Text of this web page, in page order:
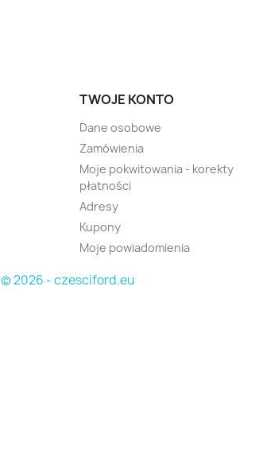
TWOJE KONTO
Dane osobowe
Zamówienia
Moje pokwitowania - korekty
płatności
Adresy
Kupony
Moje powiadomienia
© 2026 - czesciford.eu